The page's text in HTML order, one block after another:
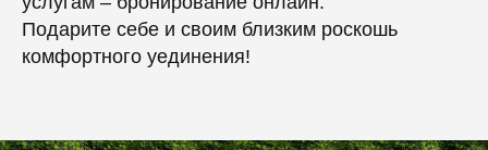
Подарите себе и своим близким роскошь
комфортного уединения!